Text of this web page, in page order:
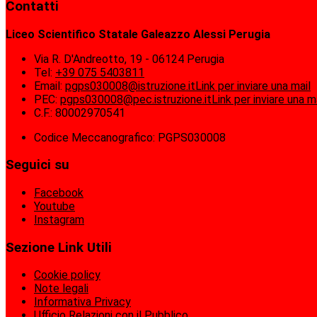
Contatti
Liceo Scientifico Statale Galeazzo Alessi Perugia
Via R. D'Andreotto, 19 - 06124 Perugia
Tel: +39 075 5403811
Email: pgps030008@istruzione.itLink per inviare una mail
PEC: pgps030008@pec.istruzione.itLink per inviare una
C.F.: 80002970541
Codice Meccanografico: PGPS030008
Seguici su
Facebook
Youtube
Instagram
Sezione Link Utili
Cookie policy
Note legali
Informativa Privacy